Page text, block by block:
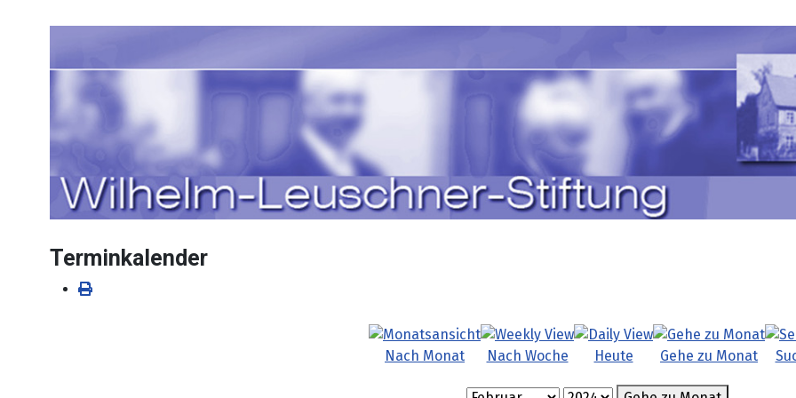
Terminkalender
Nach Monat Nach Woche Heute Gehe zu Monat